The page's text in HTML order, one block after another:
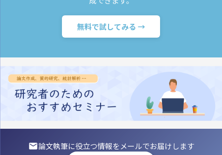
無料で試してみる →
論文執筆に役立つ情報をメールでお届けします